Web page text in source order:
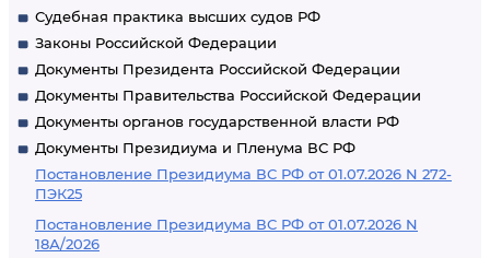
Судебная практика высших судов РФ
Законы Российской Федерации
Документы Президента Российской Федерации
Документы Правительства Российской Федерации
Документы органов государственной власти РФ
Документы Президиума и Пленума ВС РФ
Постановление Президиума ВС РФ от 01.07.2026 N 272-
ПЭК25
Постановление Президиума ВС РФ от 01.07.2026 N
18А/2026